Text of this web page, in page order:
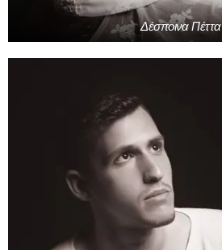
Δέσποινα Πέττα